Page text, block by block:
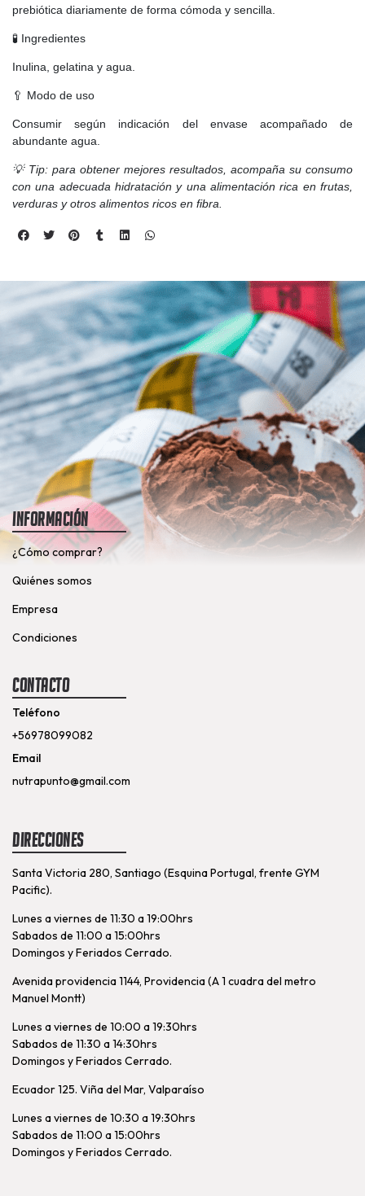
prebiótica diariamente de forma cómoda y sencilla.
🧪 Ingredientes
Inulina, gelatina y agua.
🥄 Modo de uso
Consumir según indicación del envase acompañado de
abundante agua.
💡 Tip: para obtener mejores resultados, acompaña su consumo
con una adecuada hidratación y una alimentación rica en frutas,
verduras y otros alimentos ricos en fibra.
Información
¿Cómo comprar?
Quiénes somos
Empresa
Condiciones
Contacto
Teléfono
+56978099082
Email
nutrapunto@gmail.com
Direcciones
Santa Victoria 280, Santiago (Esquina Portugal, frente GYM
Pacific).
Lunes a viernes de 11:30 a 19:00hrs
Sabados de 11:00 a 15:00hrs
Domingos y Feriados Cerrado.
Avenida providencia 1144, Providencia (A 1 cuadra del metro
Manuel Montt)
Lunes a viernes de 10:00 a 19:30hrs
Sabados de 11:30 a 14:30hrs
Domingos y Feriados Cerrado.
Ecuador 125. Viña del Mar, Valparaíso
Lunes a viernes de 10:30 a 19:30hrs
Sabados de 11:00 a 15:00hrs
Domingos y Feriados Cerrado.